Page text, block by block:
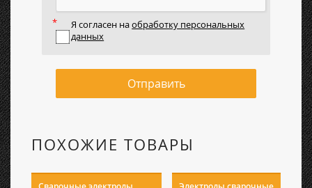
Я согласен наобработку персональных
данных
Отправить
ПОХОЖИЕ ТОВАРЫ